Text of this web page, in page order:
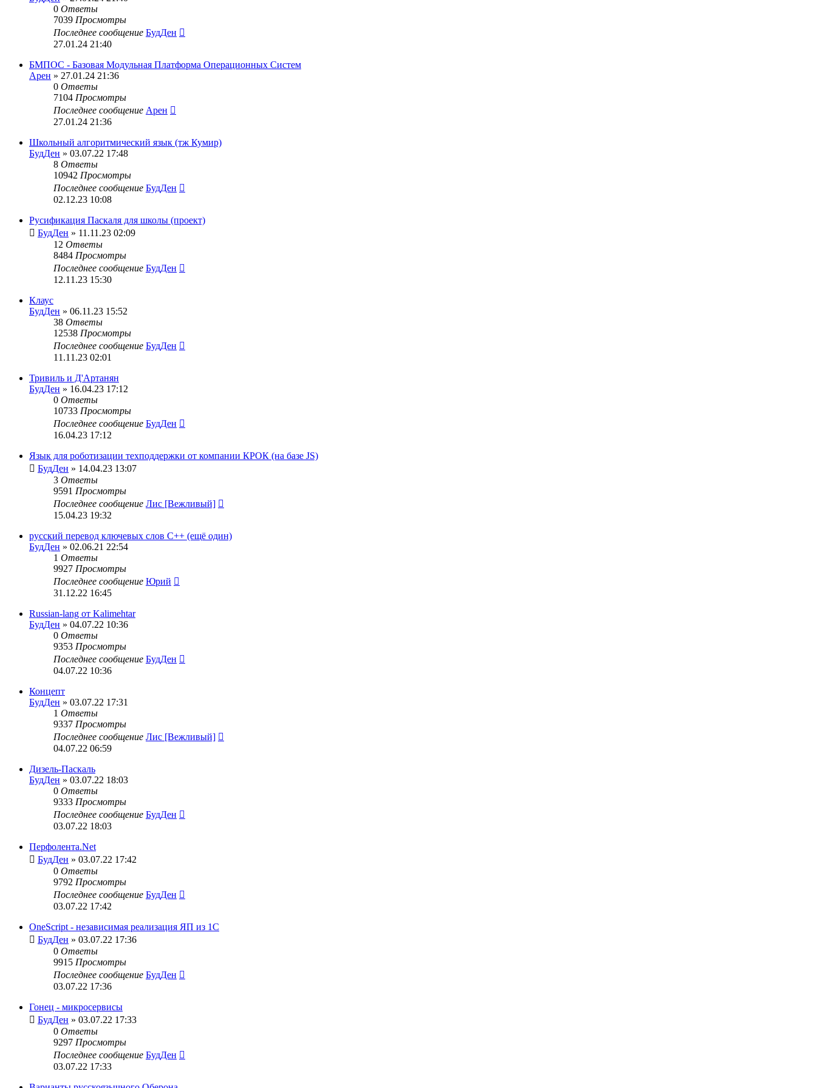
0 Ответы
7039 Просмотры
Последнее сообщение БудДен
27.01.24 21:40
БМПОС - Базовая Модульная Платформа Операционных Систем
Арен » 27.01.24 21:36
0 Ответы
7104 Просмотры
Последнее сообщение Арен
27.01.24 21:36
Школьный алгоритмический язык (тж Кумир)
БудДен » 03.07.22 17:48
8 Ответы
10942 Просмотры
Последнее сообщение БудДен
02.12.23 10:08
Русификация Паскаля для школы (проект)
БудДен » 11.11.23 02:09
12 Ответы
8484 Просмотры
Последнее сообщение БудДен
12.11.23 15:30
Клаус
БудДен » 06.11.23 15:52
38 Ответы
12538 Просмотры
Последнее сообщение БудДен
11.11.23 02:01
Тривиль и Д'Артанян
БудДен » 16.04.23 17:12
0 Ответы
10733 Просмотры
Последнее сообщение БудДен
16.04.23 17:12
Язык для роботизации техподдержки от компании КРОК (на базе JS)
БудДен » 14.04.23 13:07
3 Ответы
9591 Просмотры
Последнее сообщение Лис [Вежливый]
15.04.23 19:32
русский перевод ключевых слов C++ (ещё один)
БудДен » 02.06.21 22:54
1 Ответы
9927 Просмотры
Последнее сообщение Юрий
31.12.22 16:45
Russian-lang от Kalimehtar
БудДен » 04.07.22 10:36
0 Ответы
9353 Просмотры
Последнее сообщение БудДен
04.07.22 10:36
Концепт
БудДен » 03.07.22 17:31
1 Ответы
9337 Просмотры
Последнее сообщение Лис [Вежливый]
04.07.22 06:59
Дизель-Паскаль
БудДен » 03.07.22 18:03
0 Ответы
9333 Просмотры
Последнее сообщение БудДен
03.07.22 18:03
Перфолента.Net
БудДен » 03.07.22 17:42
0 Ответы
9792 Просмотры
Последнее сообщение БудДен
03.07.22 17:42
OneScript - независимая реализация ЯП из 1С
БудДен » 03.07.22 17:36
0 Ответы
9915 Просмотры
Последнее сообщение БудДен
03.07.22 17:36
Гонец - микросервисы
БудДен » 03.07.22 17:33
0 Ответы
9297 Просмотры
Последнее сообщение БудДен
03.07.22 17:33